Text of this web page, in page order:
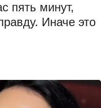
пять минут,
Иначе это